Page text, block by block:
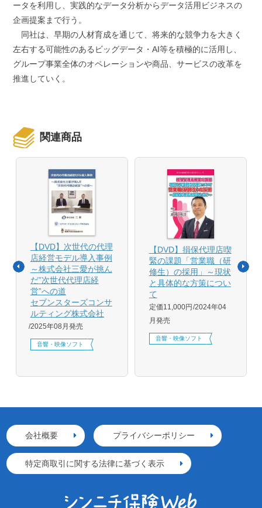
ータを利用し、実践的なデータ分析からデータ活用ビジネスの
企画提案まで行う。
同社は、早期の人材育成を通じて、将来的な競争力を大きく
左右する可能性のあるビッグデータ・AI等を積極的に活用し、
グループ事業全体のオペレーションや商品、サービスの改革を
推進していく。
関連商品
【DVD】次世代の代理
店経営モデル導入事例
～株式会社三愛が挑ん
だ”次世代代理店経
営”への道
セブンスターズコンサ
ルティング株式会社
2025年08月発売
音響・映像ソフト
【DVD】損保代理店喫
緊の課題「営業職（研
修生）の採用」～現状
と具体的な方策につい
て
定価11,000円 2024年04
月発売
音響・映像ソフト
会社概要 プライバシーポリシー
特定商取引に関する法律に基づく表示